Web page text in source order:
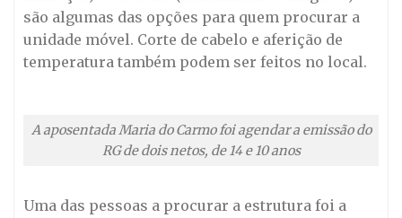
são algumas das opções para quem procurar a
unidade móvel. Corte de cabelo e aferição de
temperatura também podem ser feitos no local.
A aposentada Maria do Carmo foi agendar a emissão do
RG de dois netos, de 14 e 10 anos
Uma das pessoas a procurar a estrutura foi a